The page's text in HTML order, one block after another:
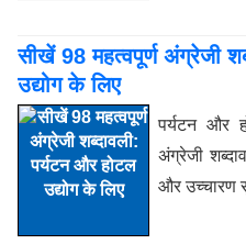
सीखें 98 महत्वपूर्ण अंग्रेजी
उद्योग के लिए
पर्यटन और
अंग्रेजी
और उच्चारण